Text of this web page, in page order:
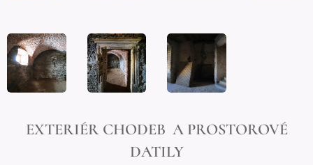
EXTERIÉR CHODEB A PROSTOROVÉ
DATILY